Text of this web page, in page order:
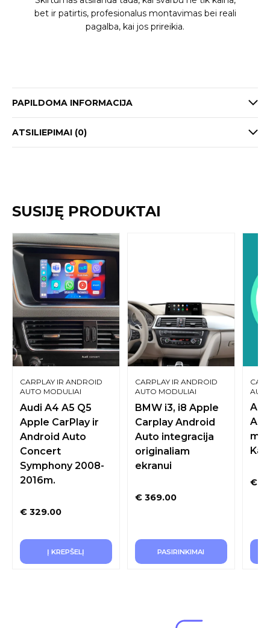
bet ir patirtis, profesionalus montavimas bei reali
pagalba, kai jos prireikia.
PAPILDOMA INFORMACIJA
ATSILIEPIMAI (0)
SUSIJĘ PRODUKTAI
CARPLAY IR ANDROID
AUTO MODULIAI
Audi A4 A5 Q5
Apple CarPlay ir
Android Auto
Concert
Symphony 2008-
2016m.
€ 329.00
Į KREPŠELĮ
CARPLAY IR ANDROID
AUTO MODULIAI
BMW i3, i8 Apple
Carplay Android
Auto integracija
originaliam
ekranui
€369.00
PASIRINKIMAI
€